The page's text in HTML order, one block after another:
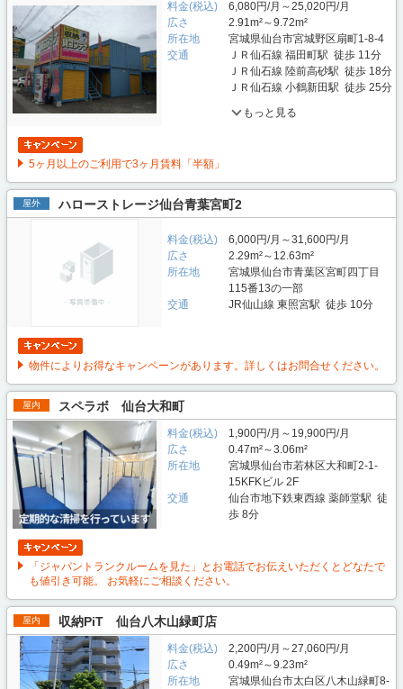
料金(税込)
6,080円/月～25,020円/月
広さ
2.91m²～9.72m²
所在地
宮城県仙台市宮城野区扇町1-8-4
交通
ＪＲ仙石線 福田町駅 徒歩 11分
ＪＲ仙石線 陸前高砂駅 徒歩 18分
ＪＲ仙石線 小鶴新田駅 徒歩 25分
もっと見る
5ヶ月以上のご利用で3ヶ月賃料「半額」
屋外 ハローストレージ仙台青葉宮町2
料金(税込)
6,000円/月～31,600円/月
広さ
2.29m²～12.63m²
所在地
宮城県仙台市青葉区宮町四丁目
115番13の一部
交通
JR仙山線 東照宮駅 徒歩 10分
物件によりお得なキャンペーンがあります。詳しくはお問合せください。
屋内 スペラボ 仙台大和町
料金(税込)
1,900円/月～19,900円/月
広さ
0.47m²～3.06m²
所在地
宮城県仙台市若林区大和町2-1-
15KFKビル 2F
交通
仙台市地下鉄東西線 薬師堂駅 徒
歩 8分
「ジャパントランクルームを見た」とお電話でお伝えいただくとどなたで
も値引き可能。 お気軽にご相談ください。
屋内 収納PiT 仙台八木山緑町店
料金(税込)
2,200円/月～27,060円/月
広さ
0.49m²～9.23m²
所在地
宮城県仙台市太白区八木山緑町8-